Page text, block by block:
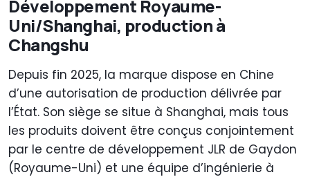
Développement Royaume-
Uni/Shanghai, production à
Changshu
Depuis fin 2025, la marque dispose en Chine
d’une autorisation de production délivrée par
l’État. Son siège se situe à Shanghai, mais tous
les produits doivent être conçus conjointement
par le centre de développement JLR de Gaydon
(Royaume-Uni) et une équipe d’ingénierie à